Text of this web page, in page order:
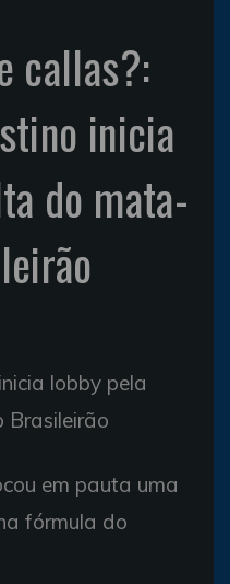
callas?:
inicia
do mata-
lobby pela
em pauta uma
fórmula do